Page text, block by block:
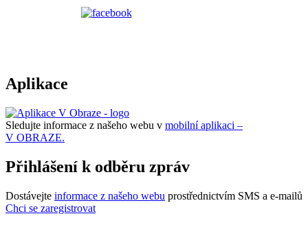
Aplikace
Sledujte informace z našeho webu v mobilní aplikaci –
V OBRAZE.
Přihlášení k odběru zpráv
Dostávejte informace z našeho webu prostřednictvím SMS a e-mailů
Chci se zaregistrovat